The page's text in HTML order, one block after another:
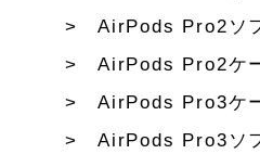
AirPods Pro2ソ
AirPods Pro2ケ
AirPods Pro3ケ
AirPods Pro3ソ